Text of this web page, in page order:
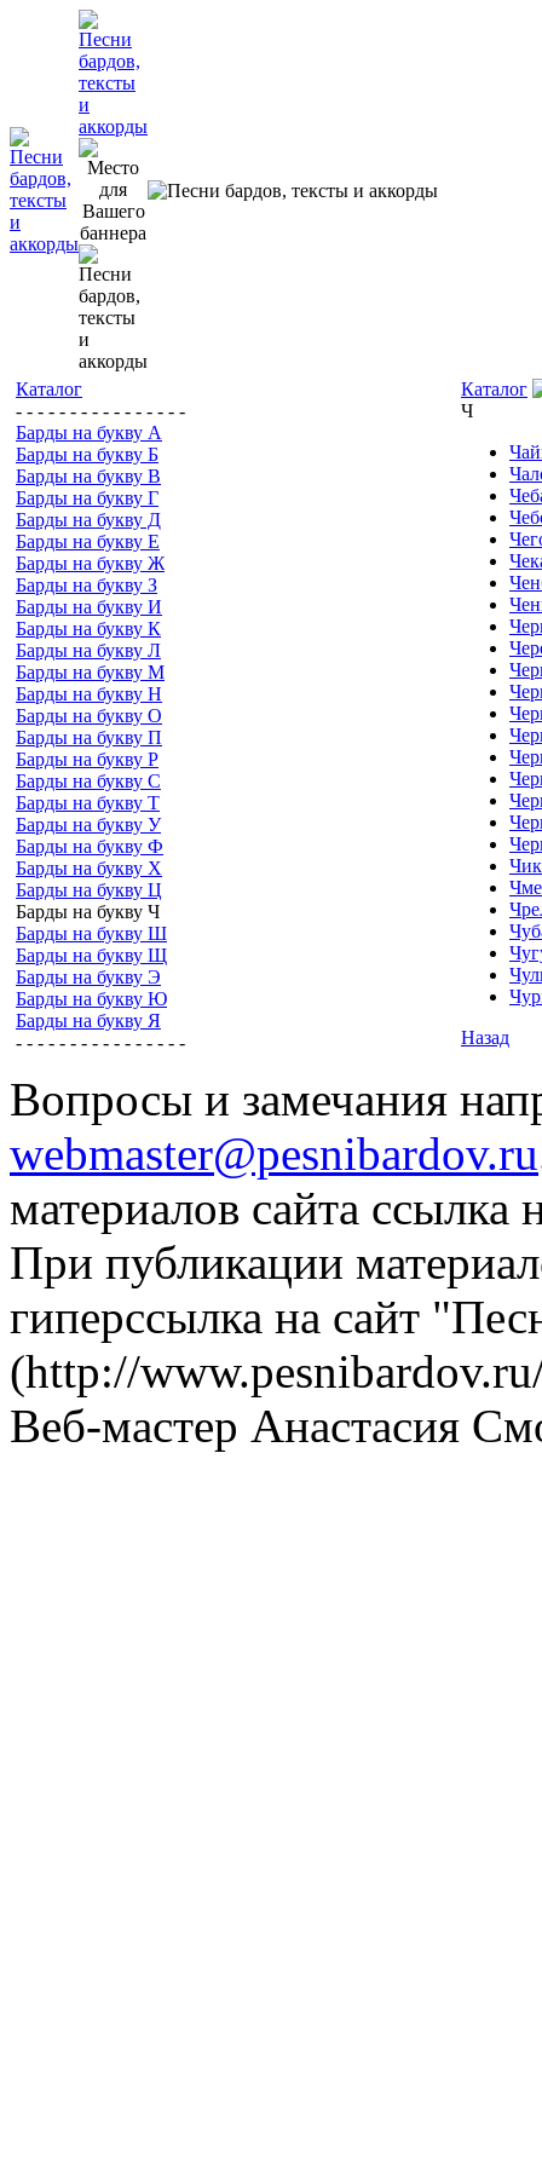
Каталог
- - - - - - - - - - - - - - - -
Барды на букву А
Барды на букву Б
Барды на букву В
Барды на букву Г
Барды на букву Д
Барды на букву Е
Барды на букву Ж
Барды на букву З
Барды на букву И
Барды на букву К
Барды на букву Л
Барды на букву М
Барды на букву Н
Барды на букву О
Барды на букву П
Барды на букву Р
Барды на букву С
Барды на букву Т
Барды на букву У
Барды на букву Ф
Барды на букву Х
Барды на букву Ц
Барды на букву Ч
Барды на букву Ш
Барды на букву Щ
Барды на букву Э
Барды на букву Ю
Барды на букву Я
- - - - - - - - - - - - - - - -
Каталог
Ч
Назад
Вопросы и замечания
webmaster@pesnibardov.ru
материалов сайта ссылка
При публикации
гиперссылка на сайт
(http://
Веб-мастер Анастасия